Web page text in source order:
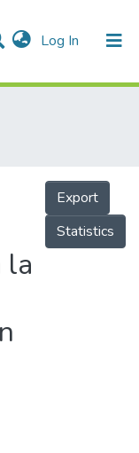
Log In (current)
la
Export
Statistics